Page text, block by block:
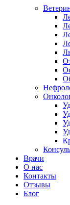
Врачи
О нас
Контакты
Отзывы
Блог